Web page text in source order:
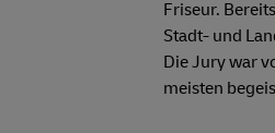
Friseur.
Stadt- und
Die Jury war
meisten